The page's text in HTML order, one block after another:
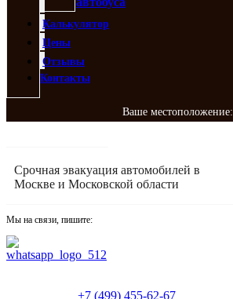
Калькулятор
Цены
Отзывы
Контакты
Ваше местоположение:
Срочная эвакуация автомобилей в
Москве и Московской области
Мы на связи, пишите:
+7 (499) 455-62-67